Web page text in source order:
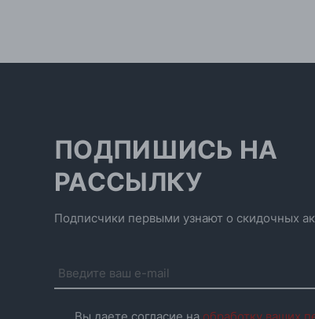
ПОДПИШИСЬ НА
РАССЫЛКУ
Подписчики первыми узнают о скидочных